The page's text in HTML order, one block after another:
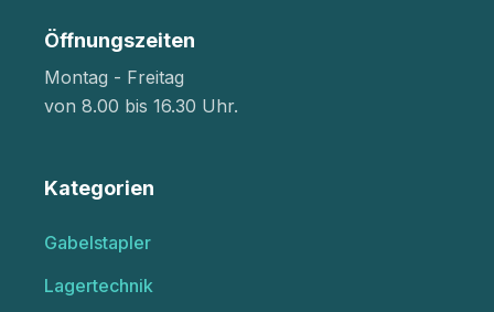
Öffnungszeiten
Montag - Freitag
von 8.00 bis 16.30 Uhr.
Kategorien
Gabelstapler
Lagertechnik